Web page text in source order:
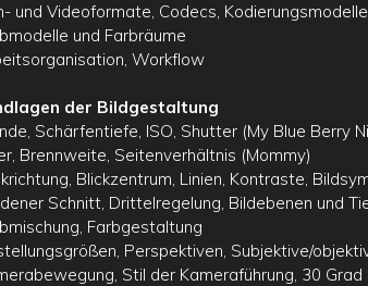
und Videoformate, Codecs,
und Farbräume
Workflow
der Bildgestaltung
Schärfentiefe, ISO, Shutter (My Blue Berry
Brennweite, Seitenverhältnis (Mommy)
Blickzentrum, Linien, Kontraste,
Schnitt, Drittelregelung, Bildebenen und
Farbgestaltung
Perspektiven, Subjektive/
Stil der Kameraführung, 30 Grad